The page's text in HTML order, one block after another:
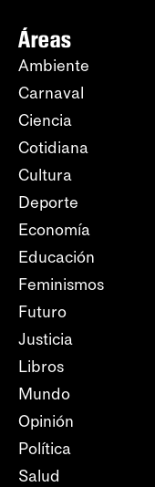
Áreas
Ambiente
Carnaval
Ciencia
Cotidiana
Cultura
Deporte
Economía
Educación
Feminismos
Futuro
Justicia
Libros
Mundo
Opinión
Política
Salud